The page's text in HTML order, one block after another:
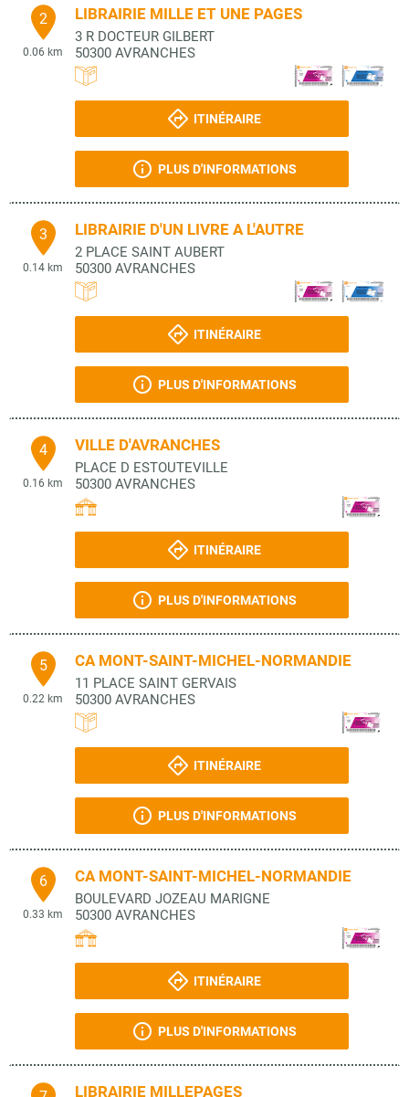
2
0.06 km
LIBRAIRIE MILLE ET UNE PAGES
3 R DOCTEUR GILBERT
50300 AVRANCHES
ITINÉRAIRE
PLUS D'INFORMATIONS
3
0.14 km
LIBRAIRIE D'UN LIVRE A L'AUTRE
2 PLACE SAINT AUBERT
50300 AVRANCHES
ITINÉRAIRE
PLUS D'INFORMATIONS
4
0.16 km
VILLE D'AVRANCHES
PLACE D ESTOUTEVILLE
50300 AVRANCHES
ITINÉRAIRE
PLUS D'INFORMATIONS
5
0.22 km
CA MONT-SAINT-MICHEL-NORMANDIE
11 PLACE SAINT GERVAIS
50300 AVRANCHES
ITINÉRAIRE
PLUS D'INFORMATIONS
6
0.33 km
CA MONT-SAINT-MICHEL-NORMANDIE
BOULEVARD JOZEAU MARIGNE
50300 AVRANCHES
ITINÉRAIRE
PLUS D'INFORMATIONS
LIBRAIRIE MILLEPAGES